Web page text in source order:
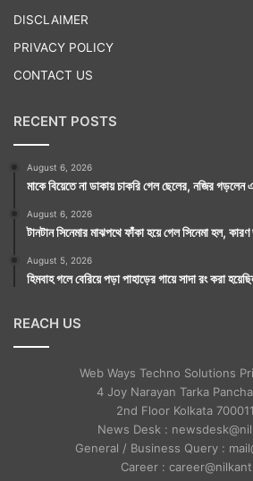
DISCLAIMER
PRIVACY POLICY
CONTACT US
RECENT POSTS
August 6, 2026
মাকে বিয়েতে না ডাকায় চাকরি গেল ছেলের, নজির গড়লেন
August 6, 2026
টানটান সিনেমার মাঝপথে ফাঁকা হয়ে গেল সিনেমা হল, কারণ
August 5, 2026
হিমবাহ গলে বেরিয়ে পড়া পাহাড়ের গায়ে সাদা রং করা
REACH US
Web Ways Techno Solutions
4 Joy Narayan Tarka
2nd Floor Kolkata
News Desk :
General / Business Query :
Career :